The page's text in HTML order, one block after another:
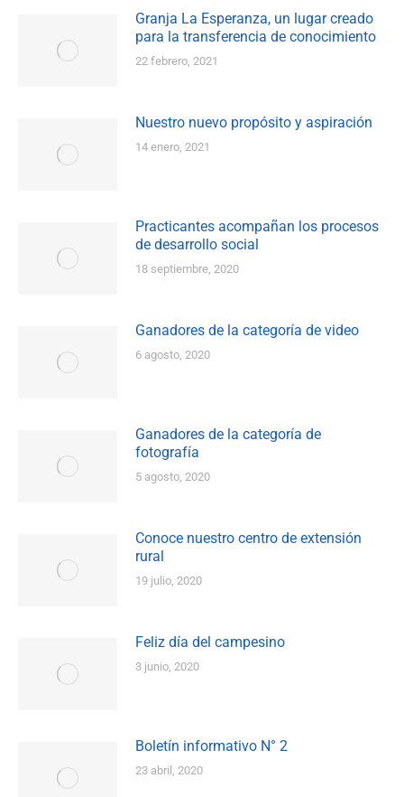
Granja La Esperanza, un lugar creado
para la transferencia de conocimiento
22 febrero, 2021
Nuestro nuevo propósito y aspiración
14 enero, 2021
Practicantes acompañan los procesos
de desarrollo social
18 septiembre, 2020
Ganadores de la categoría de video
6 agosto, 2020
Ganadores de la categoría de
fotografía
5 agosto, 2020
Conoce nuestro centro de extensión
rural
19 julio, 2020
Feliz día del campesino
3 junio, 2020
Boletín informativo N° 2
23 abril, 2020